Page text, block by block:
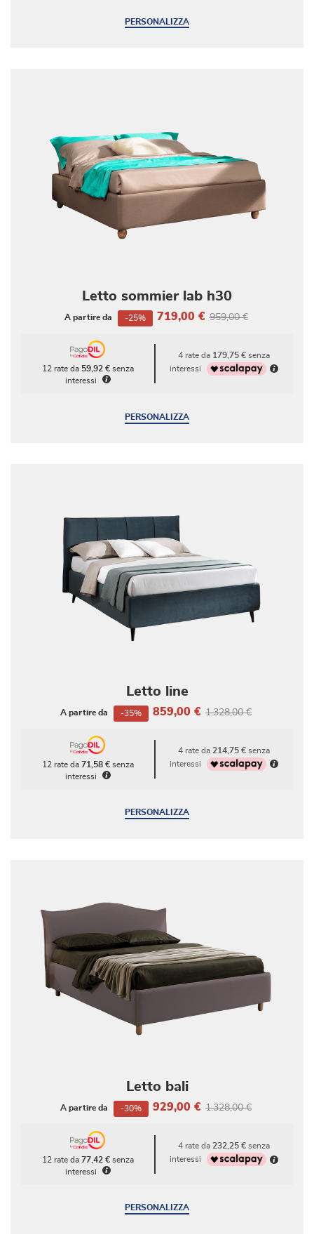
PERSONALIZZA
Letto sommier lab h30
A partire da 719,00 € 959,00 €
-25%
12 rate da 59,92 €senza
interessi
4 rate da 179,75 €senza
interessi
PERSONALIZZA
Letto line
A partire da 859,00 € 1.328,00 €
-35%
12 rate da 71,58 €senza
interessi
4 rate da 214,75 €senza
interessi
PERSONALIZZA
Letto bali
A partire da 929,00 € 1.328,00 €
-30%
12 rate da 77,42 €senza
interessi
4 rate da 232,25 €senza
interessi
PERSONALIZZA